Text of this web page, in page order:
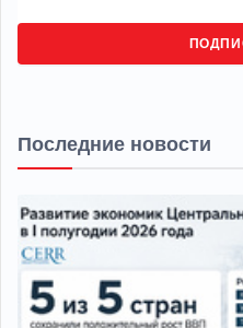
Последние новости